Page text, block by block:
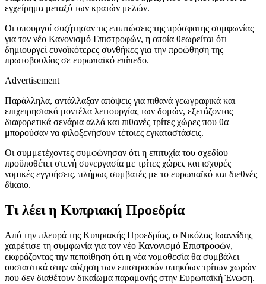
εγχείρημα μεταξύ των κρατών μελών.
Οι υπουργοί συζήτησαν τις επιπτώσεις της πρόσφατης συμφωνίας
για τον νέο Κανονισμό Επιστροφών, η οποία θεωρείται ότι
δημιουργεί ευνοϊκότερες συνθήκες για την προώθηση της
πρωτοβουλίας σε ευρωπαϊκό επίπεδο.
Advertisement
Παράλληλα, αντάλλαξαν απόψεις για πιθανά γεωγραφικά και
επιχειρησιακά μοντέλα λειτουργίας των δομών, εξετάζοντας
διαφορετικά σενάρια αλλά και πιθανές τρίτες χώρες που θα
μπορούσαν να φιλοξενήσουν τέτοιες εγκαταστάσεις.
Οι συμμετέχοντες συμφώνησαν ότι η επιτυχία του σχεδίου
προϋποθέτει στενή συνεργασία με τρίτες χώρες και ισχυρές
νομικές εγγυήσεις, πλήρως συμβατές με το ευρωπαϊκό και διεθνές
δίκαιο.
Τι λέει η Κυπριακή Προεδρία
Από την πλευρά της Κυπριακής Προεδρίας, ο Νικόλας Ιωαννίδης
χαιρέτισε τη συμφωνία για τον νέο Κανονισμό Επιστροφών,
εκφράζοντας την πεποίθηση ότι η νέα νομοθεσία θα συμβάλει
ουσιαστικά στην αύξηση των επιστροφών υπηκόων τρίτων χωρών
που δεν διαθέτουν δικαίωμα παραμονής στην Ευρωπαϊκή Ένωση.